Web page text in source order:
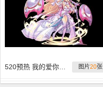
图片20张